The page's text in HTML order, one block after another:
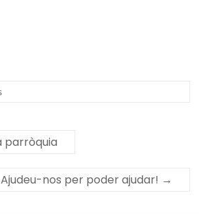
parròquia
Ajudeu-nos per poder ajudar! →